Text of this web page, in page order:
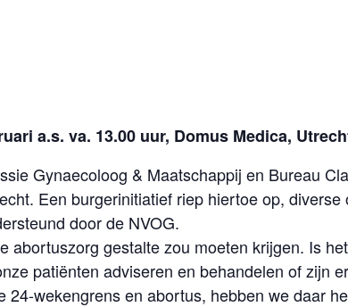
a.s. va. 13.00 uur, Domus Medica,
Gynaecoloog & Maatschappij en Bureau
Een burgerinitiatief riep hiertoe op, diverse
door de NVOG.
gestalte zou moeten krijgen. Is het
patiënten adviseren en behandelen of zijn
wekengrens en abortus, hebben we daar